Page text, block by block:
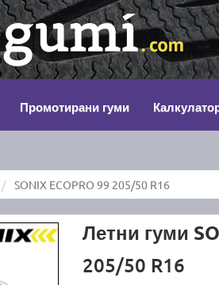
Промотирани гуми
SONIX ECOPRO 99 205/50 R16
Летни гуми
205/50 R16